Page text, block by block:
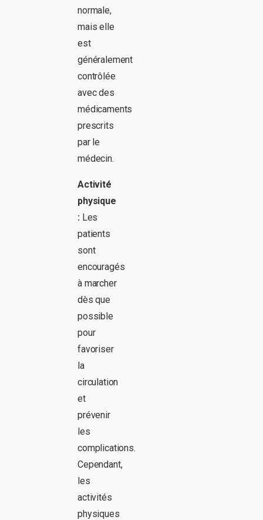
normale,
mais elle
est
généralement
contrôlée
avec des
médicaments
prescrits
par le
médecin.
Activité
physique
:Les
patients
sont
encouragés
à marcher
dès que
possible
pour
favoriser
la
circulation
et
prévenir
les
complications.
Cependant,
les
activités
physiques